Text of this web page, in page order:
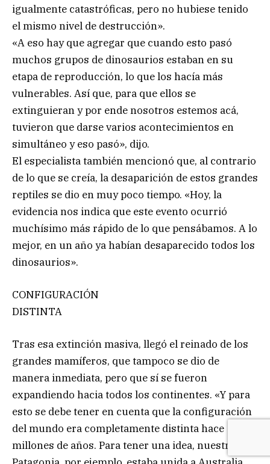
igualmente catastróficas, pero no hubiese tenido
el mismo nivel de destrucción».
«A eso hay que agregar que cuando esto pasó
muchos grupos de dinosaurios estaban en su
etapa de reproducción, lo que los hacía más
vulnerables. Así que, para que ellos se
extinguieran y por ende nosotros estemos acá,
tuvieron que darse varios acontecimientos en
simultáneo y eso pasó», dijo.
El especialista también mencionó que, al contrario
de lo que se creía, la desaparición de estos grandes
reptiles se dio en muy poco tiempo. «Hoy, la
evidencia nos indica que este evento ocurrió
muchísimo más rápido de lo que pensábamos. A lo
mejor, en un año ya habían desaparecido todos los
dinosaurios».
CONFIGURACIÓN
DISTINTA
Tras esa extinción masiva, llegó el reinado de los
grandes mamíferos, que tampoco se dio de
manera inmediata, pero que sí se fueron
expandiendo hacia todos los continentes. «Y para
esto se debe tener en cuenta que la configuración
del mundo era completamente distinta hace
millones de años. Para tener una idea, nuestra